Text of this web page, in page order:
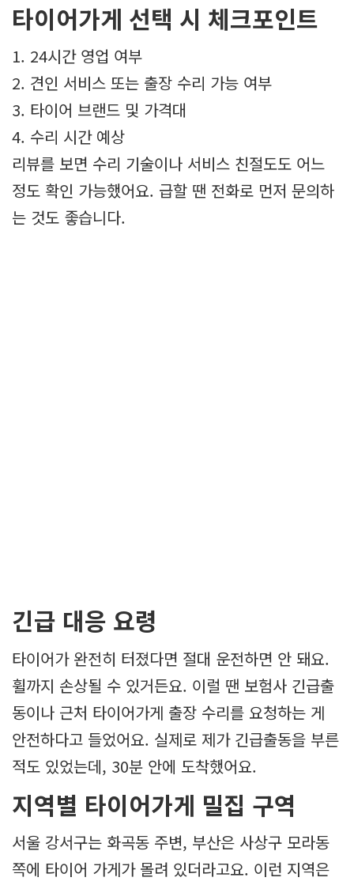
타이어가게 선택 시 체크포인트
1. 24시간 영업 여부
2. 견인 서비스 또는 출장 수리 가능 여부
3. 타이어 브랜드 및 가격대
4. 수리 시간 예상
리뷰를 보면 수리 기술이나 서비스 친절도도 어느
정도 확인 가능했어요. 급할 땐 전화로 먼저 문의하
는 것도 좋습니다.
긴급 대응 요령
타이어가 완전히 터졌다면 절대 운전하면 안 돼요.
휠까지 손상될 수 있거든요. 이럴 땐 보험사 긴급출
동이나 근처 타이어가게 출장 수리를 요청하는 게
안전하다고 들었어요. 실제로 제가 긴급출동을 부른
적도 있었는데, 30분 안에 도착했어요.
지역별 타이어가게 밀집 구역
서울 강서구는 화곡동 주변, 부산은 사상구 모라동
쪽에 타이어 가게가 몰려 있더라고요. 이런 지역은